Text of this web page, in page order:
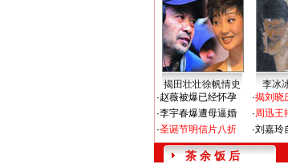
揭田壮壮徐帆情史 李冰
·赵薇被爆已经怀孕
·李宇春爆遭母逼婚
·圣诞节明信片八折
·揭刘晓
·周迅王
·刘嘉玲
茶 余 饭 后